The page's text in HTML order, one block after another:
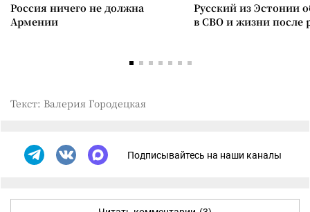
Россия ничего не должна
Армении
Русский из Эстонии
в СВО и жизни после
Текст: Валерия Городецкая
Подписывайтесь на наши каналы